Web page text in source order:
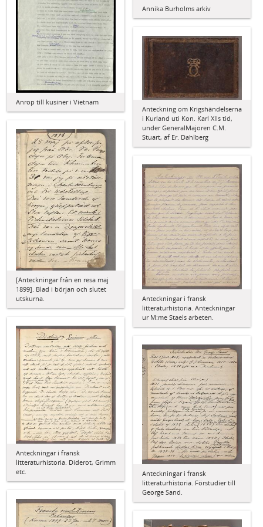
Annika Burholms arkiv
Anrop till kusiner i Vietnam
Anteckning om Krigshändelserna
i Kurland uti Kon. Karl XIIs tid,
under GeneralMajoren C.M.
Stuart, af Er. Dahlberg
[Anteckningar från en resa maj
1899]. Blad i början och slutet
utskurna.
Anteckningar i fransk
litteraturhistoria. Anteckningar
ur M:me Staels arbeten.
Anteckningar i fransk
litteraturhistoria. Diderot, Grimm
etc.
Anteckningar i fransk
litteraturhistoria. Förstudier till
George Sand.